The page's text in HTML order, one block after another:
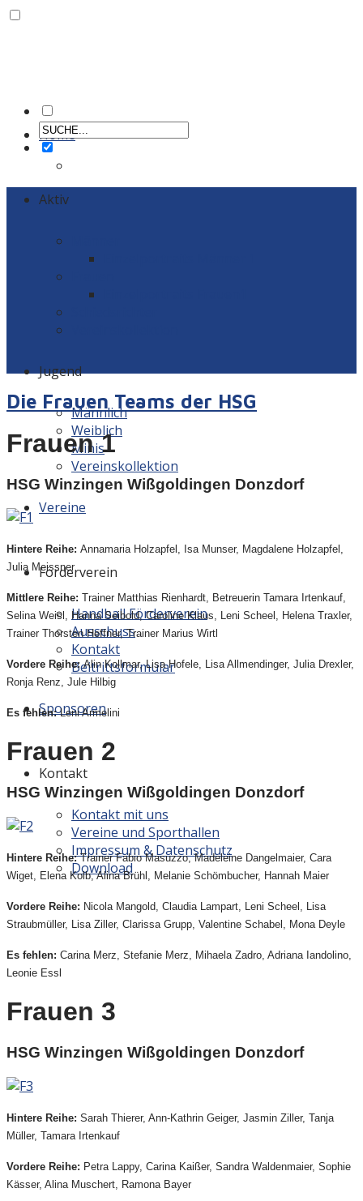
Home
Aktiv
Jugend
Männlich
Weiblich
Minis
Vereinskollektion
Vereine
Förderverein
Handball Förderverein
Ausschuss
Kontakt
Beitrittsformular
Sponsoren
Kontakt
Kontakt mit uns
Vereine und Sporthallen
Impressum & Datenschutz
Download
Die Frauen Teams der HSG
Frauen 1
HSG Winzingen Wißgoldingen Donzdorf
Hintere Reihe: Annamaria Holzapfel, Isa Munser, Magdalene Holzapfel,
Julia Meissner
Mittlere Reihe: Trainer Matthias Rienhardt, Betreuerin Tamara Irtenkauf,
Selina Weisl, Hanna Seibold, Caroline Klaus, Leni Scheel, Helena Traxler,
Trainer Thorsten Heffner, Trainer Marius Wirtl
Vordere Reihe:Alin Kollmar, Lisa Hofele, Lisa Allmendinger, Julia Drexler,
Ronja Renz, Jule Hilbig
Es fehlen:Leni Armelini
Frauen 2
HSG Winzingen Wißgoldingen Donzdorf
Hintere Reihe:Trainer Fabio Masuzzo, Madeleine Dangelmaier, Cara
Wiget, Elena Kolb, Alina Brühl, Melanie Schömbucher, Hannah Maier
Vordere Reihe: Nicola Mangold, Claudia Lampart, Leni Scheel, Lisa
Straubmüller, Lisa Ziller, Clarissa Grupp, Valentine Schabel, Mona Deyle
Es fehlen: Carina Merz, Stefanie Merz, Mihaela Zadro, Adriana Iandolino,
Leonie Essl
Frauen 3
HSG Winzingen Wißgoldingen Donzdorf
Hintere Reihe: Sarah Thierer, Ann-Kathrin Geiger, Jasmin Ziller, Tanja
Müller, Tamara Irtenkauf
Vordere Reihe: Petra Lappy, Carina Kaißer, Sandra Waldenmaier, Sophie
Kässer, Alina Muschert, Ramona Bayer